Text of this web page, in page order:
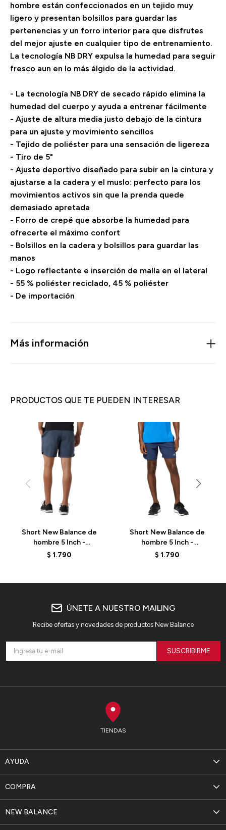
hombre están confeccionados en un tejido muy
ligero y presentan bolsillos para guardar las
pertenencias y un forro interior para que disfrutes
del mejor ajuste en cualquier tipo de entrenamiento.
La tecnología NB DRY expulsa la humedad para seguir
fresco aun en lo más álgido de la actividad.
- La tecnología NB DRY de secado rápido elimina la
humedad del cuerpo y ayuda a entrenar fácilmente
- Ajuste de altura media justo debajo de la cintura
para un ajuste y movimiento sencillos
- Tejido de poliéster para una sensación de ligereza
- Tiro de 5"
- Ajuste deportivo diseñado para subir en la cintura y
ajustarse a la cadera y el muslo: perfecto para los
movimientos activos sin que la prenda quede
demasiado apretada
- Forro de crepé que absorbe la humedad para
ofrecerte el máximo confort
- Bolsillos en la cadera y bolsillos para guardar las
manos
- Logo reflectante e inserción de malla en el lateral
- 55 % poliéster reciclado, 45 % poliéster
- De importación
Más información
PRODUCTOS QUE TE PUEDEN INTERESAR
Short New Balance de
hombre 5 Inch -
MS23230THN - GREY
$ 1.790
Short New Balance de
hombre 5 Inch -
MS23230NGO - BLUE
$ 1.790
TIENDAS
AYUDA
NEW BALANCE
COMPRA
ÚNETE A NUESTRO MAILING
Recibe ofertas y novedades de productos New Balance
SUSCRIBIRME